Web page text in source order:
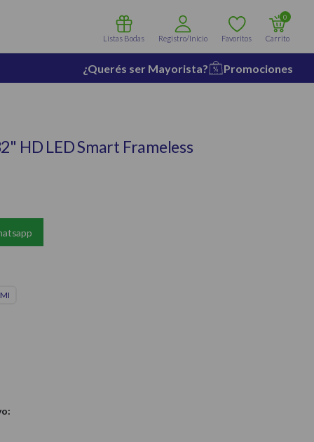
Listas Bodas Registro/Inicio Favoritos Carrito
0
¿Querés ser Mayorista? Promociones
HD LED Smart Frameless